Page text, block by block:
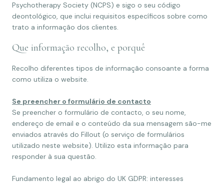
Psychotherapy Society (NCPS) e sigo o seu código
deontológico, que inclui requisitos específicos sobre como
trato a informação dos clientes.
Que informação recolho, e porquê
Recolho diferentes tipos de informação consoante a forma
como utiliza o website.
Se preencher o formulário de contacto
Se preencher o formulário de contacto, o seu nome,
endereço de email e o conteúdo da sua mensagem são-me
enviados através do Fillout (o serviço de formulários
utilizado neste website). Utilizo esta informação para
responder à sua questão.
Fundamento legal ao abrigo do UK GDPR: interesses